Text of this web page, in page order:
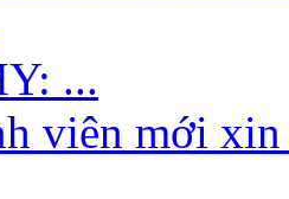
...
viên mới xin